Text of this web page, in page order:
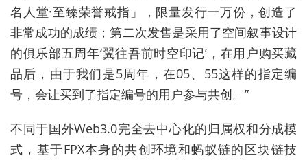
名人堂·至臻荣誉戒指」，限量发行一万份，创造了
非常成功的成绩；第二次发售是采用了空间叙事设计
的俱乐部五周年‘翼往吾前时空印记’，在用户购买藏
品后，由于我们是5周年，在05、55这样的指定编
号，会让买到了指定编号的用户参与共创。”
不同于国外Web3.0完全去中心化的归属权和分成模
式，基于FPX本身的共创环境和蚂蚁链的区块链技